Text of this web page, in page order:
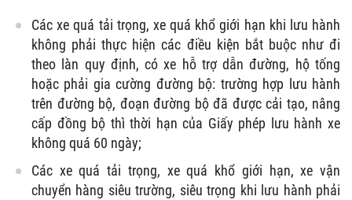
Các xe quá tải trọng, xe quá khổ giới hạn khi lưu hành
không phải thực hiện các điều kiện bắt buộc như đi
theo làn quy định, có xe hỗ trợ dẫn đường, hộ tống
hoặc phải gia cường đường bộ: trường hợp lưu hành
trên đường bộ, đoạn đường bộ đã được cải tạo, nâng
cấp đồng bộ thì thời hạn của Giấy phép lưu hành xe
không quá 60 ngày;
Các xe quá tải trọng, xe quá khổ giới hạn, xe vận
chuyển hàng siêu trường, siêu trọng khi lưu hành phải